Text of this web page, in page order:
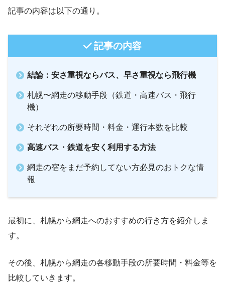
記事の内容は以下の通り。
記事の内容
結論：安さ重視ならバス、早さ重視なら飛行機
札幌〜網走の移動手段（鉄道・高速バス・飛行
機）
それぞれの所要時間・料金・運行本数を比較
高速バス・鉄道を安く利用する方法
網走の宿をまだ予約してない方必見のおトクな情
報
最初に、札幌から網走へのおすすめの行き方を紹介しま
す。
その後、札幌から網走の各移動手段の所要時間・料金等を
比較していきます。